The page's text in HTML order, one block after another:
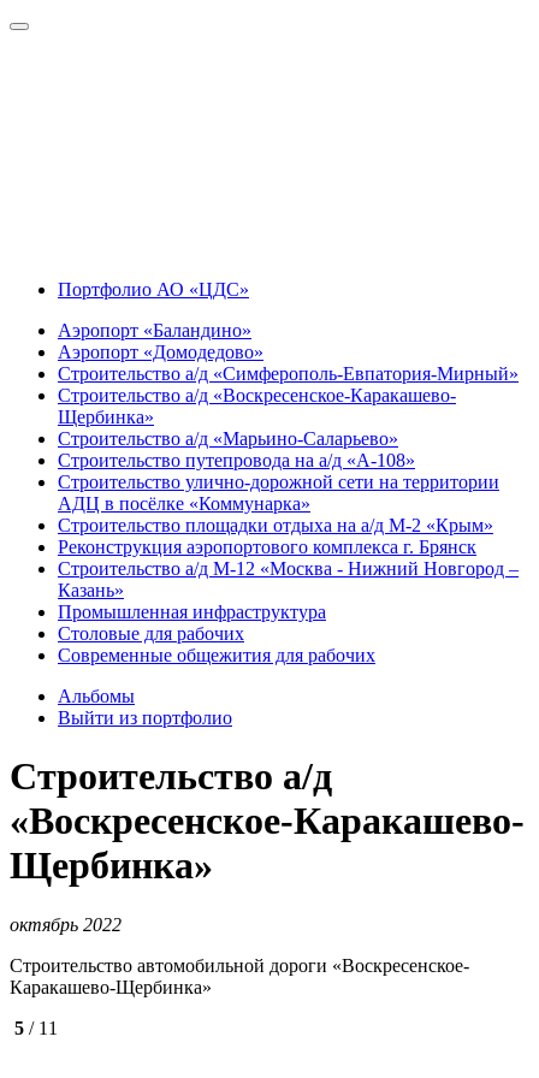
Портфолио АО «ЦДС»
Аэропорт «Баландино»
Аэропорт «Домодедово»
Строительство а/д «Симферополь-Евпатория-Мирный»
Строительство а/д «Воскресенское-Каракашево-
Щербинка»
Строительство а/д «Марьино-Саларьево»
Строительство путепровода на а/д «А-108»
Строительство улично-дорожной сети на территории
АДЦ в посёлке «Коммунарка»
Строительство площадки отдыха на а/д М-2 «Крым»
Реконструкция аэропортового комплекса г. Брянск
Строительство а/д М-12 «Москва - Нижний Новгород –
Казань»
Промышленная инфраструктура
Cтоловые для рабочих
Современные общежития для рабочих
Альбомы
Выйти из портфолио
Строительство а/д
«Воскресенское-Каракашево-
Щербинка»
октябрь 2022
Строительство автомобильной дороги «Воскресенское-
Каракашево-Щербинка»
5 / 11